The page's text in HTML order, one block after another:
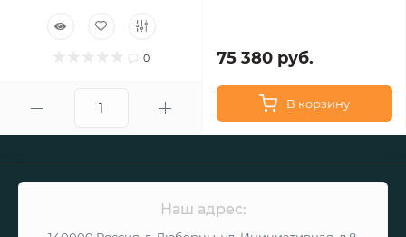
0 75 380 руб.
В корзину
Наш адрес: